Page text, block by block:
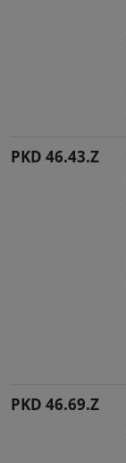
PKD 46.43.Z
PKD 46.69.Z